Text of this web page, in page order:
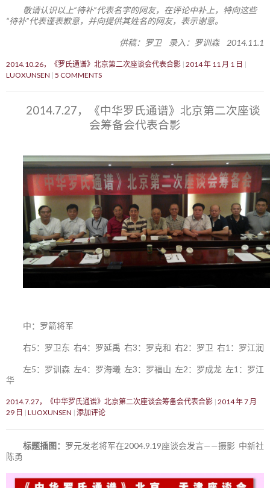
敬请认识以上“待补”代表名字的网友，在评论中补上，特向这些
“待补”代表谨表歉意，并向提供其姓名的网友，表示谢意。
供稿：罗卫 录入：罗训森 2014.11.1
2014.10.26，《罗氏通谱》北京第二次座谈会代表合影 2014 年 11 月 1 日
LUOXUNSEN 5 COMMENTS
2014.7.27，《中华罗氏通谱》北京第二次座谈
会筹备会代表合影
中：罗箭将军
右5：罗卫东 右4：罗延禹 右3：罗克和 右2：罗卫 右1：罗江润
左5：罗训森 左4：罗海曦 左3：罗福山 左2：罗成龙 左1：罗江
华
2014.7.27，《中华罗氏通谱》北京第二次座谈会筹备会代表合影 2014 年 7 月
29 日
LUOXUNSEN 添加评论
标题插图： 罗元发老将军在2004.9.19座谈会发言——摄影 中新社
陈勇